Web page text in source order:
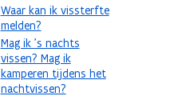
Waar kan ik vissterfte
melden?
Mag ik 's nachts
vissen? Mag ik
kamperen tijdens het
nachtvissen?